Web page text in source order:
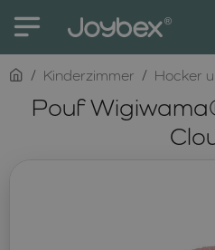
Pouf
homeKinderzimmer Hocker